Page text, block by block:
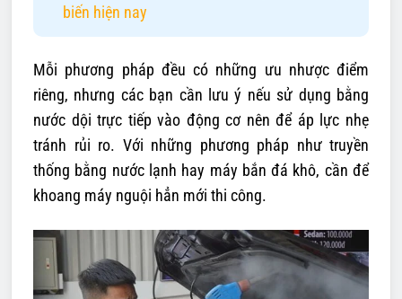
biến hiện nay
Mỗi phương pháp đều có những ưu nhược điểm
riêng, nhưng các bạn cần lưu ý nếu sử dụng bằng
nước dội trực tiếp vào động cơ nên để áp lực nhẹ
tránh rủi ro. Với những phương pháp như truyền
thống bằng nước lạnh hay máy bắn đá khô, cần để
khoang máy nguội hẳn mới thi công.